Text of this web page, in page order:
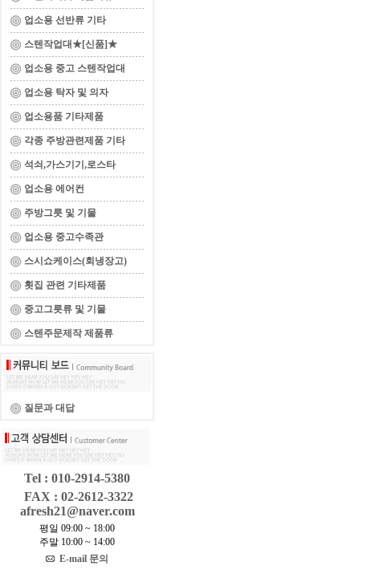
업소용 선반류 기타
스텐작업대★[신품]★
업소용 중고 스텐작업대
업소용 탁자 및 의자
업소용품 기타제품
각종 주방관련제품 기타
석쇠,가스기기,로스타
업소용 에어컨
주방그릇 및 기물
업소용 중고수족관
스시쇼케이스(회냉장고)
횟집 관련 기타제품
중고그릇류 및 기물
스텐주문제작 제품류
질문과 대답
Tel : 010-2914-5380
FAX : 02-2612-3322
afresh21@naver.com
평일 09:00 ~ 18:00
주말 10:00 ~ 14:00
E-mail 문의